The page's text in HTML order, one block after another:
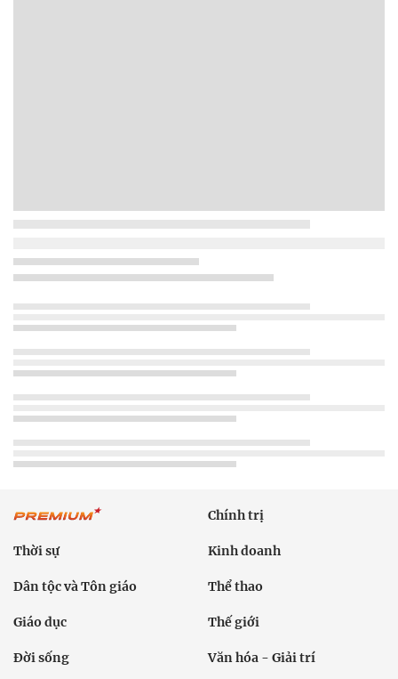
Chính trị
Thời sự Kinh doanh
Dân tộc và Tôn giáo Thể thao
Giáo dục Thế giới
Đời sống Văn hóa - Giải trí